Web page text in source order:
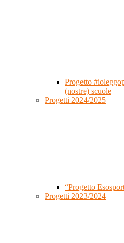
Progetto
(nostre) scuole
Progetti 2024/2025
“Progetto
Progetti 2023/2024